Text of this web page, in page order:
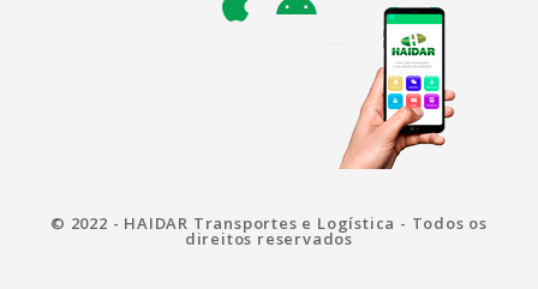
© 2022 - HAIDAR Transportes e Logística - Todos os
direitos reservados